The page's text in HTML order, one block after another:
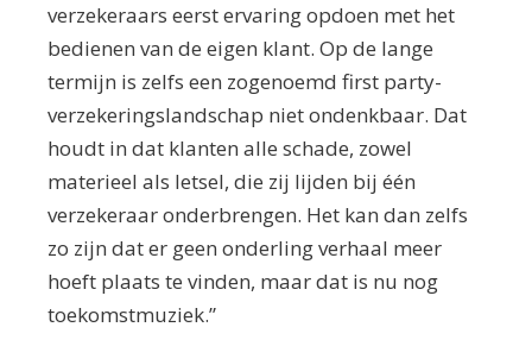
verzekeraars eerst ervaring opdoen met het
bedienen van de eigen klant. Op de lange
termijn is zelfs een zogenoemd first party-
verzekeringslandschap niet ondenkbaar. Dat
houdt in dat klanten alle schade, zowel
materieel als letsel, die zij lijden bij één
verzekeraar onderbrengen. Het kan dan zelfs
zo zijn dat er geen onderling verhaal meer
hoeft plaats te vinden, maar dat is nu nog
toekomstmuziek.”